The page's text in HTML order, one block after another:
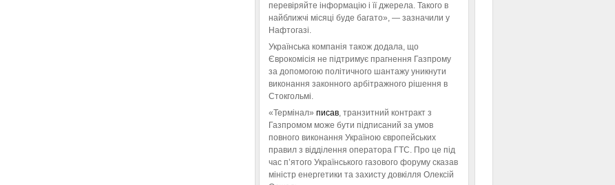
перевіряйте інформацію і її джерела. Такого в
найближчі місяці буде багато», — зазначили у
Нафтогазі.
Українська компанія також додала, що
Єврокомісія не підтримує прагнення Газпрому
за допомогою політичного шантажу уникнути
виконання законного арбітражного рішення в
Стокгольмі.
«Термінал» писав, транзитний контракт з
Газпромом може бути підписаний за умов
повного виконання Україною європейських
правил з відділення оператора ГТС. Про це під
час п’ятого Українського газового форуму сказав
міністр енергетики та захисту довкілля Олексій